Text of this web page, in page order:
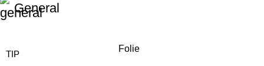
General
TIP
Folie